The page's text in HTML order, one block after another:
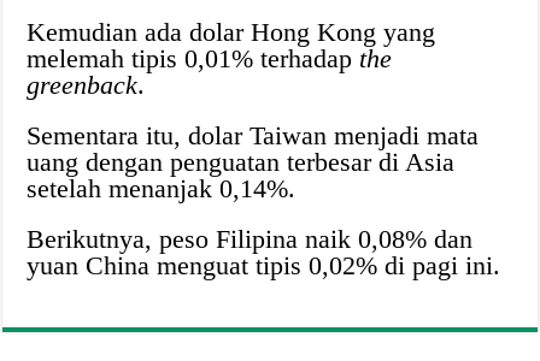
Kemudian ada dolar Hong Kong yang
melemah tipis 0,01% terhadap the
greenback.
Sementara itu, dolar Taiwan menjadi mata
uang dengan penguatan terbesar di Asia
setelah menanjak 0,14%.
Berikutnya, peso Filipina naik 0,08% dan
yuan China menguat tipis 0,02% di pagi ini.